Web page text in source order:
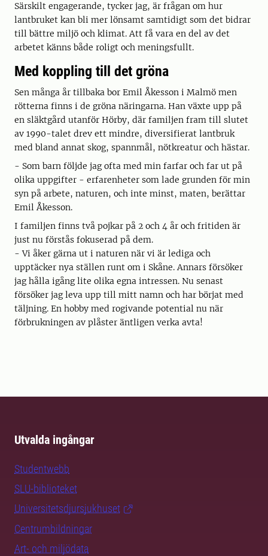
Särskilt engagerande, tycker jag, är frågan om hur
lantbruket kan bli mer lönsamt samtidigt som det bidrar
till bättre miljö och klimat. Att få vara en del av det
arbetet känns både roligt och meningsfullt.
Med koppling till det gröna
Sen många år tillbaka bor Emil Åkesson i Malmö men
rötterna finns i de gröna näringarna. Han växte upp på
en släktgård utanför Hörby, där familjen fram till slutet
av 1990-talet drev ett mindre, diversifierat lantbruk
med bland annat skog, spannmål, nötkreatur och hästar.
- Som barn följde jag ofta med min farfar och far ut på
olika uppgifter - erfarenheter som lade grunden för min
syn på arbete, naturen, och inte minst, maten, berättar
Emil Åkesson.
I familjen finns två pojkar på 2 och 4 år och fritiden är
just nu förstås fokuserad på dem.
- Vi åker gärna ut i naturen när vi är lediga och
upptäcker nya ställen runt om i Skåne. Annars försöker
jag hålla igång lite olika egna intressen. Nu senast
försöker jag leva upp till mitt namn och har börjat med
täljning. En hobby med rogivande potential nu när
förbrukningen av plåster äntligen verka avta!
Utvalda ingångar
Studentwebb
SLU-biblioteket
Universitetsdjursjukhuset
Centrumbildningar
Art- och miljödata